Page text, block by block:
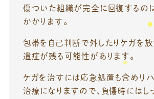
傷ついた組織が完全に回復するの
かかります。
包帯を自己判断で外したりケガを放
遺症が残る可能性があります。
ケガを治すには応急処置も含めリ
治療になりますので、負傷時にはし